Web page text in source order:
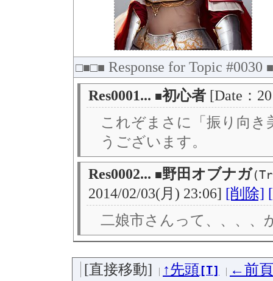
□■□■ Response for Topic #0030
Res0001... ■初心者 [Date：
これぞまさに「振り向
うございます。
Res0002... ■野田オブナガ
2014/02/03(月) 23:06] [削除]
二娘市さんって、、、、
[直接移動] ↑先頭[T]
←前頁